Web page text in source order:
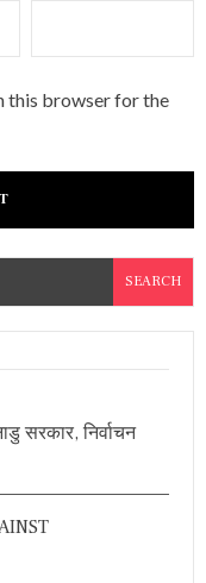
this browser for the
सरकार, निर्वाचन